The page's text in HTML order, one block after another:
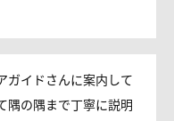
ガイドさんに案内して
隅の隅まで丁寧に説明